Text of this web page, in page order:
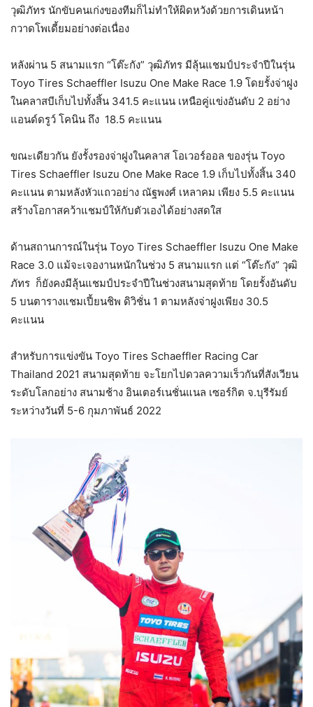
วุฒิภัทร นักขับคนเก่งของทีมก็ไม่ทำให้ผิดหวังด้วยการเดินหน้า
กวาดโพเดี้ยมอย่างต่อเนื่อง
หลังผ่าน 5 สนามแรก “โต๊ะกัง” วุฒิภัทร มีลุ้นแชมป์ประจำปีในรุ่น
Toyo Tires Schaeffler Isuzu One Make Race 1.9 โดยรั้งจ่าฝูง
ในคลาสบีเก็บไปทั้งสิ้น 341.5 คะแนน เหนือคู่แข่งอันดับ 2 อย่าง
แอนด์ดรูว์ โคนิน ถึง 18.5 คะแนน
ขณะเดียวกัน ยังรั้งรองจ่าฝูงในคลาส โอเวอร์ออล ของรุ่น Toyo
Tires Schaeffler Isuzu One Make Race 1.9 เก็บไปทั้งสิ้น 340
คะแนน ตามหลังหัวแถวอย่าง ณัฐพงศ์ เหลาคม เพียง 5.5 คะแนน
สร้างโอกาสคว้าแชมป์ให้กับตัวเองได้อย่างสดใส
ด้านสถานการณ์ในรุ่น Toyo Tires Schaeffler Isuzu One Make
Race 3.0 แม้จะเจองานหนักในช่วง 5 สนามแรก แต่ “โต๊ะกัง” วุฒิ
ภัทร ก็ยังคงมีลุ้นแชมป์ประจำปีในช่วงสนามสุดท้าย โดยรั้งอันดับ
5 บนตารางแชมเปี้ยนชิพ ดิวิชั่น 1 ตามหลังจ่าฝูงเพียง 30.5
คะแนน
สำหรับการแข่งขัน Toyo Tires Schaeffler Racing Car
Thailand 2021 สนามสุดท้าย จะโยกไปดวลความเร็วกันที่สังเวียน
ระดับโลกอย่าง สนามช้าง อินเตอร์เนชั่นแนล เซอร์กิต จ.บุรีรัมย์
ระหว่างวันที่ 5-6 กุมภาพันธ์ 2022